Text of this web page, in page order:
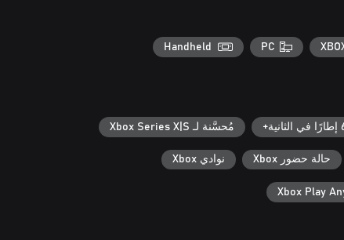
PC
Handheld
مُحسَّنة لـ Xbox Series X|S
حالة حضور Xbox نوادي Xbox
Xbox Play